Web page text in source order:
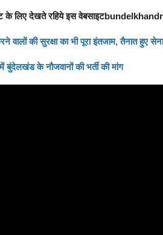
लिए देखते रहिये इस वेबसाइट
की सुरक्षा का भी पूरा इंतजाम, तैनात हुए
के नौजवानों की भर्ती की मांग